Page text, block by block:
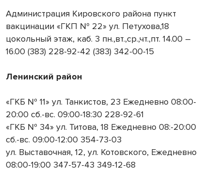
Администрация Кировского района пункт
вакцинации «ГКП № 22» ул. Петухова,18
цокольный этаж, каб. 3 пн.,вт.,ср.,чт.,пт. 14.00 –
16.00 (383) 228-92-42 (383) 342-00-15
Ленинский район
«ГКБ № 11» ул. Танкистов, 23 Ежедневно 08:00-
20:00 сб.-вс. 09:00-18:30 228-92-61
«ГКБ № 34» ул. Титова, 18 Ежедневно 08:-20:00
сб.-вс. 09:00-12:00 354-73-03
ул. Выставочная, 12, ул. Котовского, Ежедневно
08:00-19:00 347-57-43 349-12-68